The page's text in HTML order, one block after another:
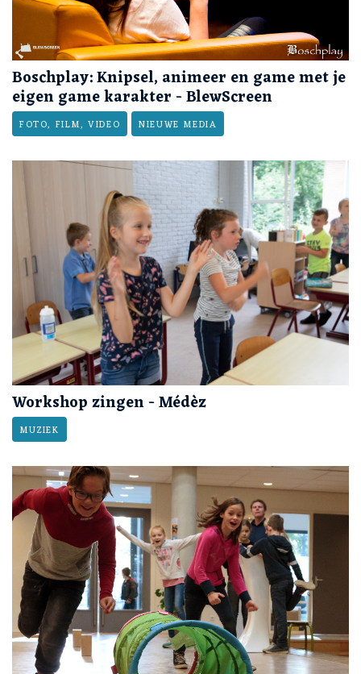
Boschplay: Knipsel, animeer en game met je
eigen game karakter - BlewScreen
FOTO, FILM, VIDEO NIEUWE MEDIA
Workshop zingen - Médèz
MUZIEK